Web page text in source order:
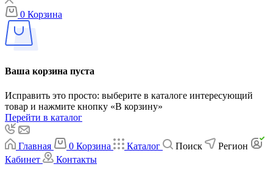
0 Корзина
Ваша корзина пуста
Исправить это просто: выберите в каталоге интересующий
товар и нажмите кнопку «В корзину»
Перейти в каталог
Главная 0 Корзина Каталог Поиск
Регион
Кабинет
Контакты